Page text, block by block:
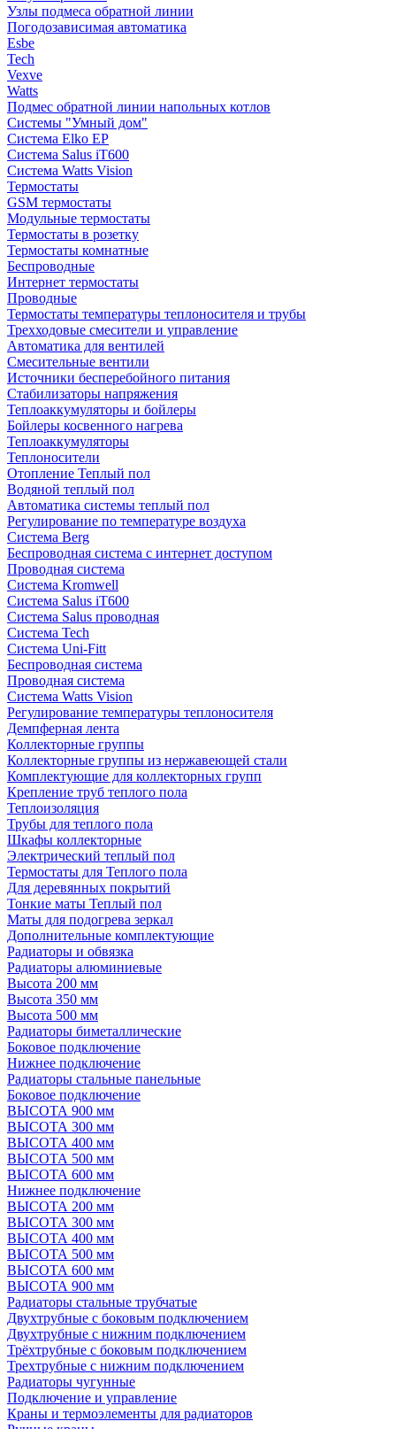
Узлы подмеса обратной линии
Погодозависимая автоматика
Esbe
Tech
Vexve
Watts
Подмес обратной линии напольных котлов
Системы "Умный дом"
Система Elko EP
Система Salus iT600
Система Watts Vision
Термостаты
GSM термостаты
Модульные термостаты
Термостаты в розетку
Термостаты комнатные
Беспроводные
Интернет термостаты
Проводные
Термостаты температуры теплоносителя и трубы
Трехходовые смесители и управление
Автоматика для вентилей
Смесительные вентили
Источники бесперебойного питания
Стабилизаторы напряжения
Теплоаккумуляторы и бойлеры
Бойлеры косвенного нагрева
Теплоаккумуляторы
Теплоносители
Отопление Теплый пол
Водяной теплый пол
Автоматика системы теплый пол
Регулирование по температуре воздуха
Система Berg
Беспроводная система с интернет доступом
Проводная система
Система Kromwell
Система Salus iT600
Система Salus проводная
Система Tech
Система Uni-Fitt
Беспроводная система
Проводная система
Система Watts Vision
Регулирование температуры теплоносителя
Демпферная лента
Коллекторные группы
Коллекторные группы из нержавеющей стали
Комплектующие для коллекторных групп
Крепление труб теплого пола
Теплоизоляция
Трубы для теплого пола
Шкафы коллекторные
Электрический теплый пол
Термостаты для Теплого пола
Для деревянных покрытий
Тонкие маты Теплый пол
Маты для подогрева зеркал
Дополнительные комплектующие
Радиаторы и обвязка
Радиаторы алюминиевые
Высота 200 мм
Высота 350 мм
Высота 500 мм
Радиаторы биметаллические
Боковое подключение
Нижнее подключение
Радиаторы стальные панельные
Боковое подключение
ВЫСОТА 900 мм
ВЫСОТА 300 мм
ВЫСОТА 400 мм
ВЫСОТА 500 мм
ВЫСОТА 600 мм
Нижнее подключение
ВЫСОТА 200 мм
ВЫСОТА 300 мм
ВЫСОТА 400 мм
ВЫСОТА 500 мм
ВЫСОТА 600 мм
ВЫСОТА 900 мм
Радиаторы стальные трубчатые
Двухтрубные с боковым подключением
Двухтрубные с нижним подключением
Трёхтрубные с боковым подключением
Трехтрубные с нижним подключением
Радиаторы чугунные
Подключение и управление
Краны и термоэлементы для радиаторов